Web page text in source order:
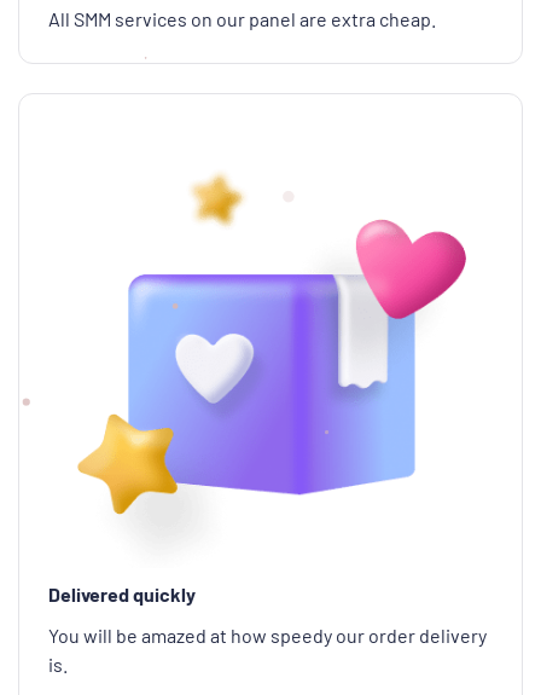
All SMM services on our panel are extra cheap.
Delivered quickly
You will be amazed at how speedy our order delivery
is.